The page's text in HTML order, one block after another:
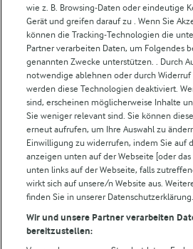
Arla in anderen Ländern
Weitere Arla Websites
Castello
Lurpak
Arla Pro
Für unsere Landwirt:innen
Folge uns!
wie z. B. Browsing-Daten oder eindeutige
Gerät und greifen darauf zu . Wenn Sie
können die Tracking-Technologien die
Partner verarbeiten Daten, um Folgendes
genannten Zwecke unterstützen. . Durch
notwendige ablehnen oder durch
werden diese Technologien deaktiviert.
sind, erscheinen möglicherweise Inhalte
Sie weniger relevant sind. Sie können
erneut aufrufen, um Ihre Auswahl zu
Einwilligung zu widerrufen, indem Sie auf
anzeigen unten auf der Webseite [oder
unten links auf der Webseite, falls
wirkt sich auf unsere/n Website aus.
finden Sie in unserer Datenschutzerklärung.
Wir und unsere Partner verarbeiten
bereitzustellen: